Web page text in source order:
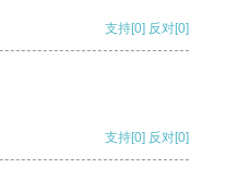
支持[0] 反对[0]
支持[0] 反对[0]